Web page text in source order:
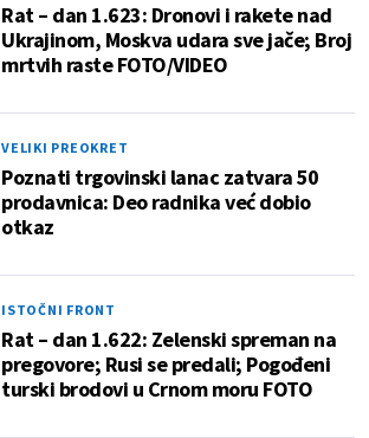
Rat – dan 1.623: Dronovi i rakete nad
Ukrajinom, Moskva udara sve jače; Broj
mrtvih raste FOTO/VIDEO
VELIKI PREOKRET
Poznati trgovinski lanac zatvara 50
prodavnica: Deo radnika već dobio
otkaz
ISTOČNI FRONT
Rat – dan 1.622: Zelenski spreman na
pregovore; Rusi se predali; Pogođeni
turski brodovi u Crnom moru FOTO